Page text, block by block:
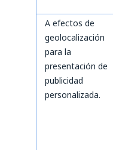
A efectos de
geolocalización
para la
presentación de
publicidad
personalizada.